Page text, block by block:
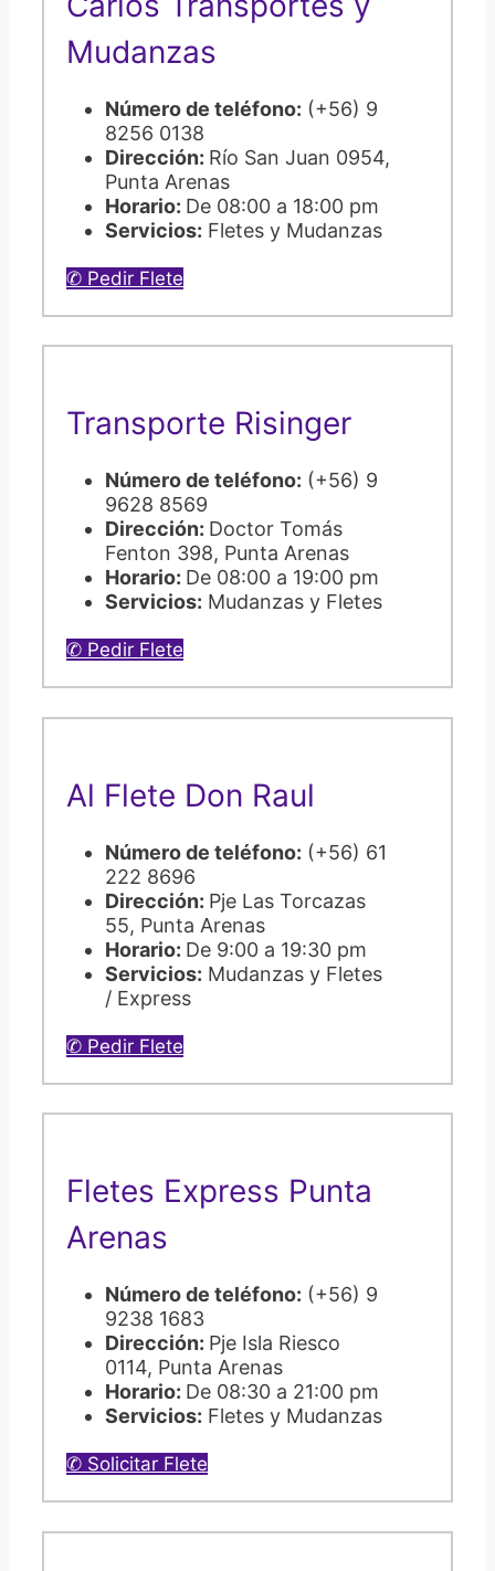
Mudanzas
Número de teléfono: (+56) 9
8256 0138
Dirección: Río San Juan 0954,
Punta Arenas
Horario: De 08:00 a 18:00 pm
Servicios: Fletes y Mudanzas
✆ Pedir Flete
Transporte Risinger
Número de teléfono: (+56) 9
9628 8569
Dirección: Doctor Tomás
Fenton 398, Punta Arenas
Horario: De 08:00 a 19:00 pm
Servicios: Mudanzas y Fletes
✆ Pedir Flete
Al Flete Don Raul
Número de teléfono: (+56) 61
222 8696
Dirección: Pje Las Torcazas
55, Punta Arenas
Horario: De 9:00 a 19:30 pm
Servicios: Mudanzas y Fletes
/ Express
✆ Pedir Flete
Fletes Express Punta
Arenas
Número de teléfono: (+56) 9
9238 1683
Dirección: Pje Isla Riesco
0114, Punta Arenas
Horario: De 08:30 a 21:00 pm
Servicios: Fletes y Mudanzas
✆ Solicitar Flete